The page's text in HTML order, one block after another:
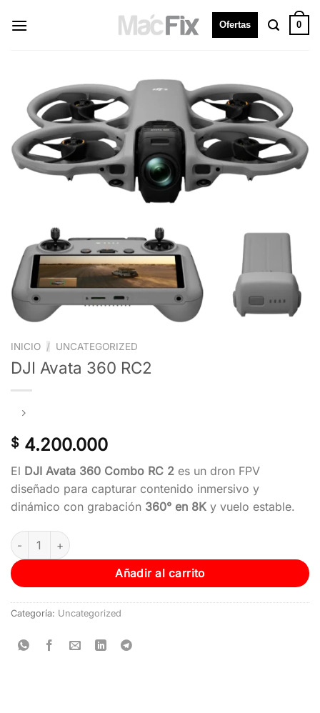
Ofertas 0
INICIO / UNCATEGORIZED
DJI Avata 360 RC2
$ 4.200.000
El DJI Avata 360 Combo RC 2 es un dron FPV
diseñado para capturar contenido inmersivo y
dinámico con grabación 360° en 8K y vuelo estable.
Añadir al carrito
Categoría: Uncategorized